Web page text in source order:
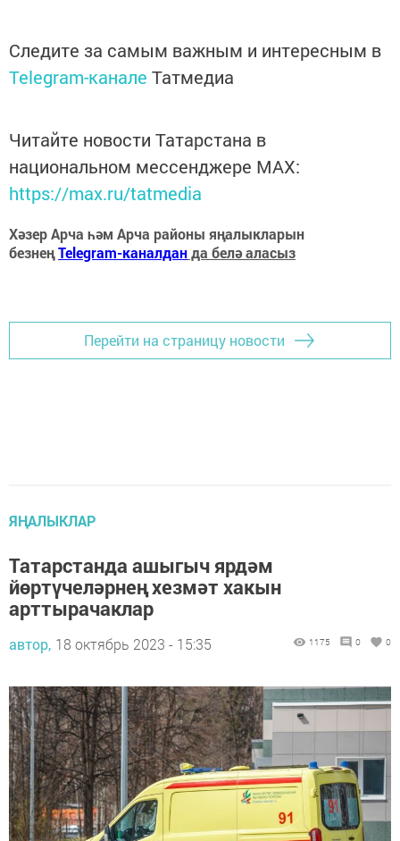
Следите за самым важным и интересным в
Telegram-канале Татмедиа
Читайте новости Татарстана в
национальном мессенджере MАХ:
https://max.ru/tatmedia
Хәзер Арча һәм Арча районы яңалыкларын
безнеңTelegram-каналданда белә аласыз
Перейти на страницу новости
ЯҢАЛЫКЛАР
Татарстанда ашыгыч ярдәм
йөртүчеләрнең хезмәт хакын
арттырачаклар
автор, 18 октябрь 2023 - 15:35 1175 0 0